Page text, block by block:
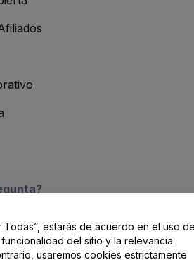
/ Contacto
Todas”, estarás de acuerdo en el uso
del sitio y la relevancia
usaremos cookies estrictamente